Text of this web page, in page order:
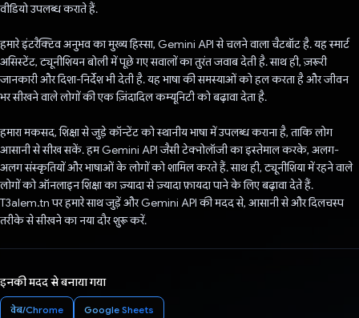
वीडियो उपलब्ध कराते हैं.
हमारे इंटरैक्टिव अनुभव का मुख्य हिस्सा, Gemini API से चलने वाला चैटबॉट है. यह स्मार्ट
असिस्टेंट, ट्यूनीशियन बोली में पूछे गए सवालों का तुरंत जवाब देती है. साथ ही, ज़रूरी
जानकारी और दिशा-निर्देश भी देती है. यह भाषा की समस्याओं को हल करता है और जीवन
भर सीखने वाले लोगों की एक ज़िंदादिल कम्यूनिटी को बढ़ावा देता है.
हमारा मकसद, शिक्षा से जुड़े कॉन्टेंट को स्थानीय भाषा में उपलब्ध कराना है, ताकि लोग
आसानी से सीख सकें. हम Gemini API जैसी टेक्नोलॉजी का इस्तेमाल करके, अलग-
अलग संस्कृतियों और भाषाओं के लोगों को शामिल करते हैं. साथ ही, ट्यूनीशिया में रहने वाले
लोगों को ऑनलाइन शिक्षा का ज़्यादा से ज़्यादा फ़ायदा पाने के लिए बढ़ावा देते हैं.
T3alem.tn पर हमारे साथ जुड़ें और Gemini API की मदद से, आसानी से और दिलचस्प
तरीके से सीखने का नया दौर शुरू करें.
इनकी मदद से बनाया गया
वेब/Chrome Google Sheets